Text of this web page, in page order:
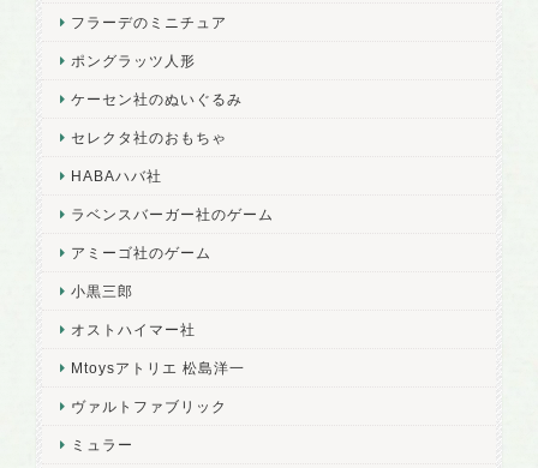
フラーデのミニチュア
ポングラッツ人形
ケーセン社のぬいぐるみ
セレクタ社のおもちゃ
HABAハバ社
ラベンスバーガー社のゲーム
アミーゴ社のゲーム
小黒三郎
オストハイマー社
Mtoysアトリエ 松島洋一
ヴァルトファブリック
ミュラー